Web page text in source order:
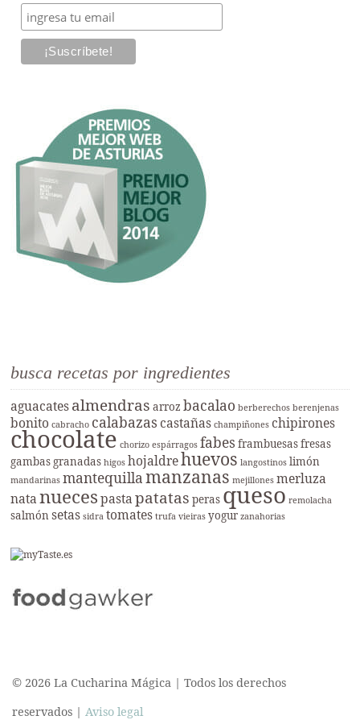
busca recetas por ingredientes
aguacatesalmendras arroz bacalao berberechos berenjenas
bonito cabracho calabazas castañas champiñones chipirones
chocolate chorizo espárragos fabes frambuesasfresas
gambas granadas higos hojaldrehuevos langostinos limón
mandarinas mantequillamanzanas mejillones merluza
nata nueces pasta patatas peras queso remolacha
salmónsetas sidra tomates trufa vieiras yogur zanahorias
© 2026 La Cucharina Mágica | Todos los derechos
reservados | Aviso legal